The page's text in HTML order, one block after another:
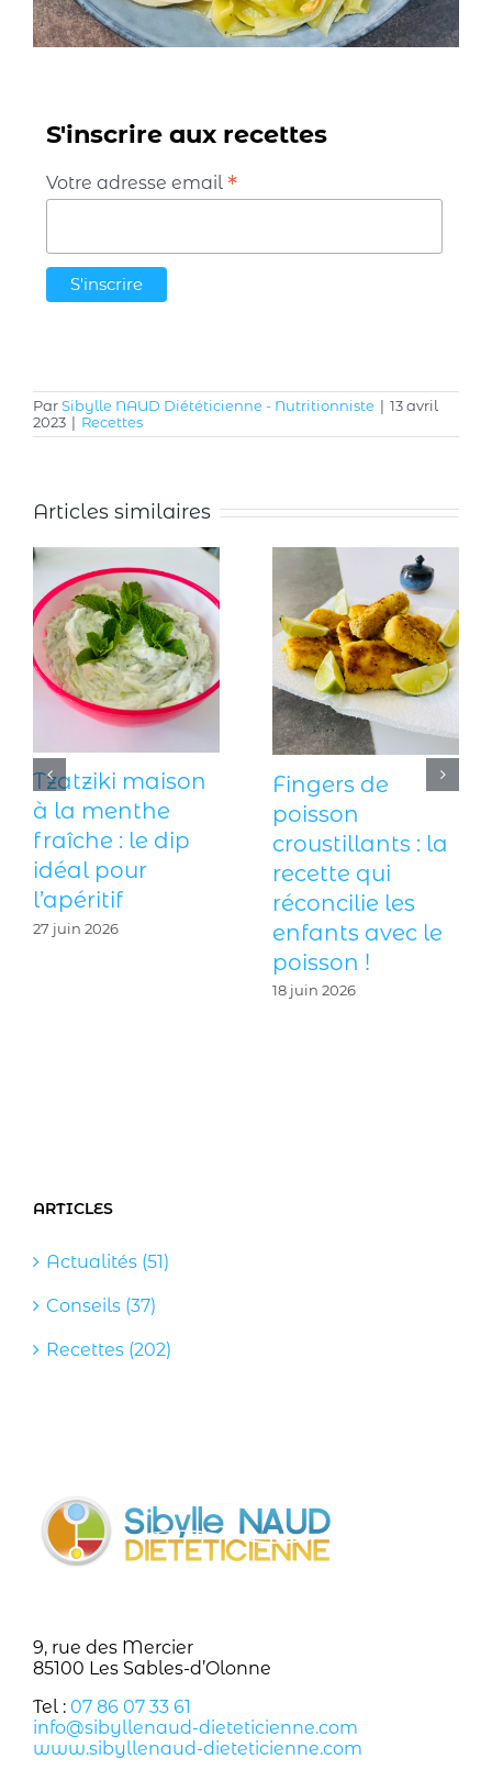
S'inscrire aux recettes
Votre adresse email *
ParSibylle NAUD Diététicienne - Nutritionniste | 13 avril
2023 | Recettes
Articles similaires
Boisson Skyr :
mon secret
coupe-faim fait-
maison, sain et
riche en
Charlotte aux
fraises : un
dessert aux
fruits avec un
biscuit cuillère
maison
27 mai 2026
ARTICLES
Actualités (51)
Conseils (37)
Recettes (202)
9, rue des Mercier
85100 Les Sables-d’Olonne
Tel :07 86 07 33 61
info@sibyllenaud-dieteticienne.com
www.sibyllenaud-dieteticienne.com